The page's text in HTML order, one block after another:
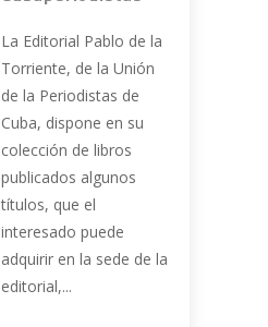
La Editorial Pablo de la
Torriente, de la Unión
de la Periodistas de
Cuba, dispone en su
colección de libros
publicados algunos
títulos, que el
interesado puede
adquirir en la sede de la
editorial,...